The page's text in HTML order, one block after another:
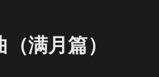
满月篇）